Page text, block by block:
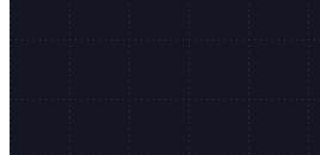
Det største økosystemet for
Shopify.dev